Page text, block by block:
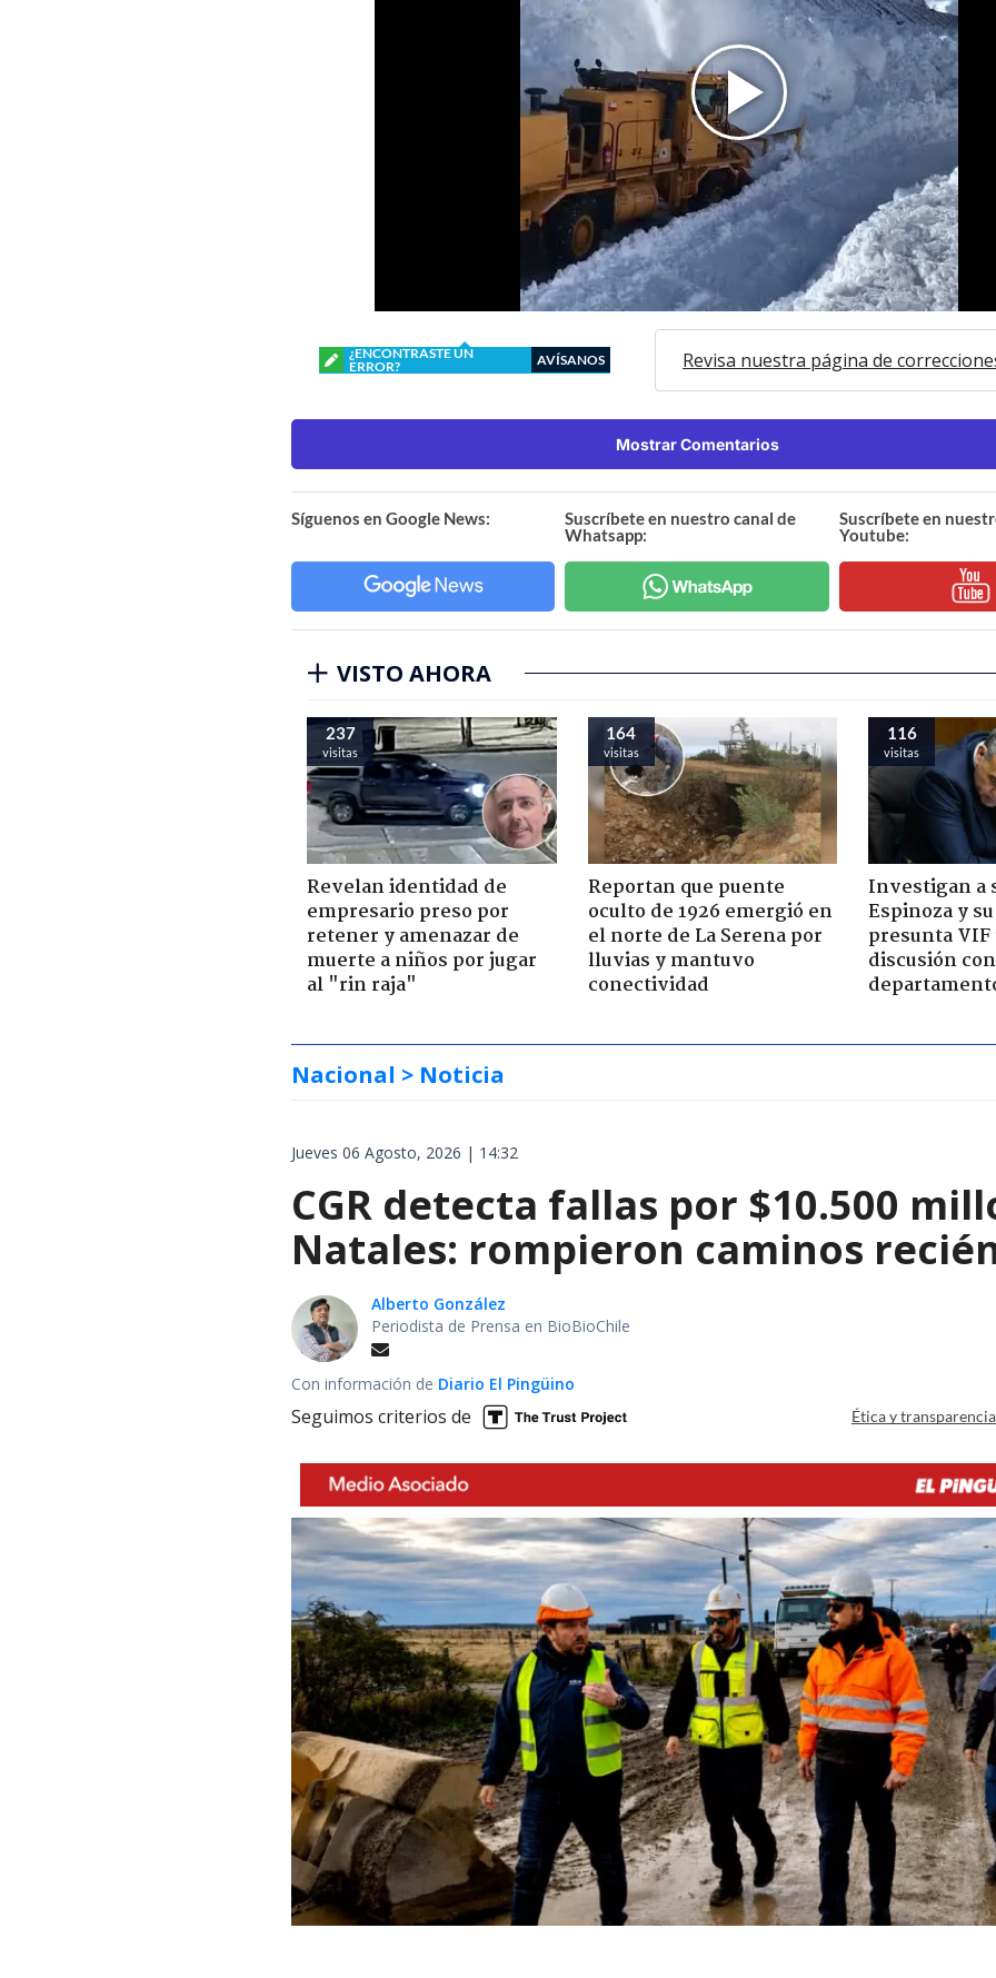
¿ENCONTRASTE UN
ERROR?
AVÍSANOS Revisa nuestra página de
Mostrar Comentarios
Síguenos en Google News:
Suscríbete en nuestro canal de
Whatsapp:
Suscríbete en
Youtube:
VISTO AHORA
237
visitas
Revelan identidad de
empresario preso por
retener y amenazar de
muerte a niños por jugar
al "rin raja"
164
visitas
Reportan que puente
oculto de 1926 emergió en
el norte de La Serena por
lluvias y mantuvo
conectividad
116
visitas
Investigan a
Espinoza y
presunta
discusión
Nacional > Noticia
Jueves 06 Agosto, 2026 | 14:32
CGR detecta fallas por $10.500
Natales: rompieron caminos
Alberto González
Periodista de Prensa en BioBioChile
Con información de Diario El Pingüino
Seguimos criterios de Ética y